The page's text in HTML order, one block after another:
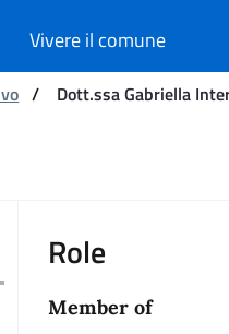
Vivere il comune
/ Dott.ssa Gabriella
Role
Member of